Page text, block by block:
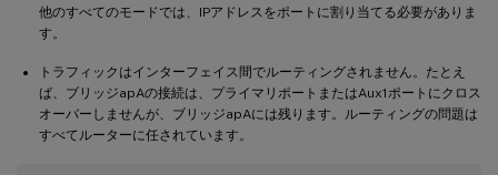
他のすべてのモードでは、IPアドレスをポートに割り当てる必要がありま
す。
トラフィックはインターフェイス間でルーティングされません。たとえ
ば、ブリッジapAの接続は、プライマリポートまたはAux1ポートにクロス
オーバーしませんが、ブリッジapAには残ります。ルーティングの問題は
すべてルーターに任されています。